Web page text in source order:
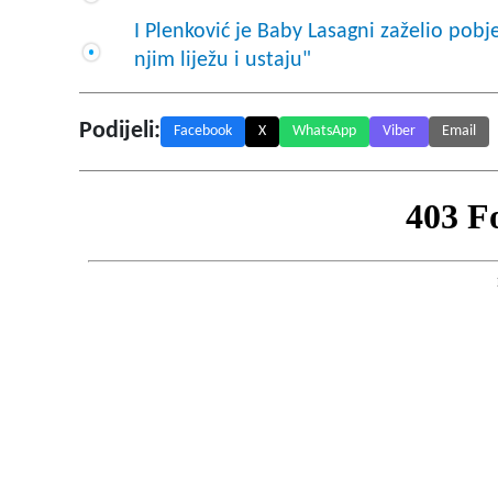
I Plenković je Baby Lasagni zaželio
njim liježu i ustaju"
Podijeli: Facebook X WhatsApp Viber Email